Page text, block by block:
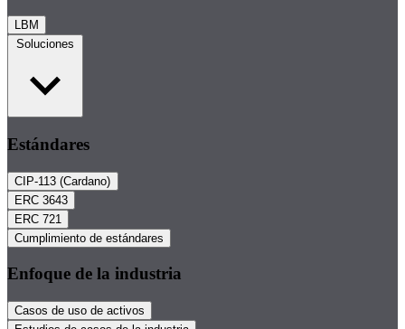
LBM
Soluciones
Estándares
CIP-113 (Cardano)
ERC 3643
ERC 721
Cumplimiento de estándares
Enfoque de la industria
Casos de uso de activos